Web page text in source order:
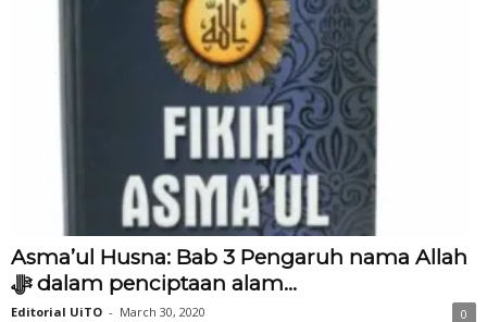
Asma’ul Husna: Bab 3 Pengaruh nama Allah
‎ﷻ dalam penciptaan alam...
Editorial UiTO - March 30, 2020 0